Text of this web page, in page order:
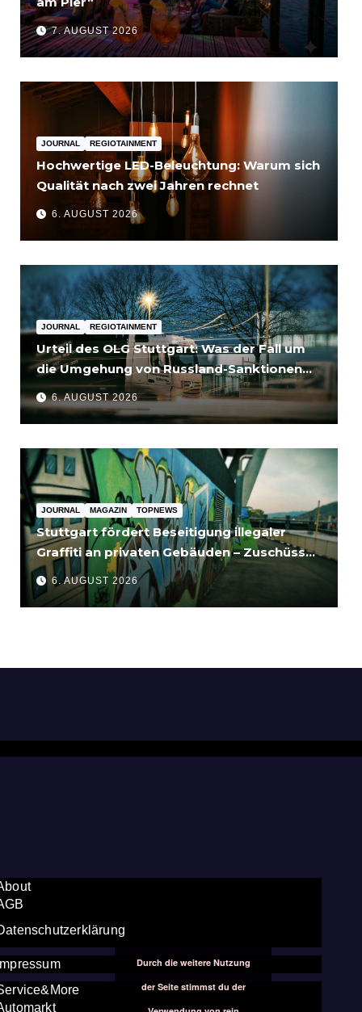
7. AUGUST 2026
JOURNAL REGIOTAINMENT
Hochwertige LED-Beleuchtung: Warum sich
Qualität nach zwei Jahren rechnet
6. AUGUST 2026
JOURNAL REGIOTAINMENT
Urteil des OLG Stuttgart: Was der Fall um
die Umgehung von Russland-Sanktionen
für Unternehmen bedeutet
6. AUGUST 2026
JOURNAL MAGAZIN TOPNEWS
Stuttgart fördert Beseitigung illegaler
Graffiti an privaten Gebäuden – Zuschüsse
bis 3.500 Euro
6. AUGUST 2026
Durch die weitere Nutzung
der Seite stimmst du der